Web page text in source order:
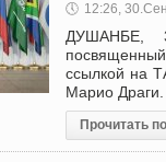
🕔 12:26,
ДУШАНБЕ,
ссылкой на
Марио Драги.
Прочитать